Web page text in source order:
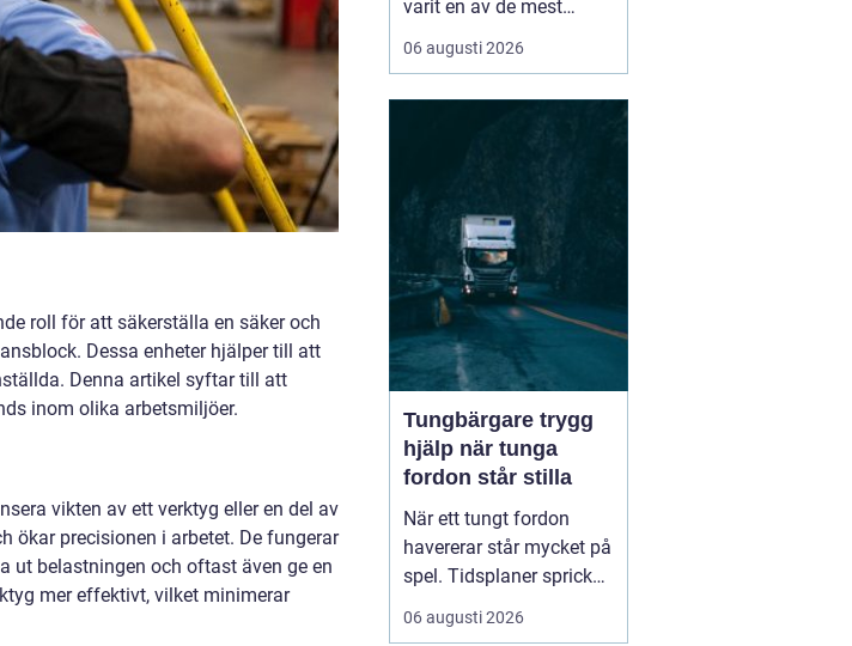
roll för att säkerställa en säker och
Dessa enheter hjälper till att
Denna artikel syftar till att
inom olika arbetsmiljöer.
vikten av ett verktyg eller en del av
ökar precisionen i arbetet. De fungerar
ut belastningen och oftast även ge en
mer effektivt, vilket minimerar
varit en av de mest
välstuderade
terapiformerna inom
förstå hur behandlingen
06 augusti 2026
Tungbärgare trygg
hjälp när tunga
fordon står stilla
När ett tungt fordon
havererar står mycket på
spel. Tidsplaner spricker,
gods blir försenat och
trafiken kan snabbt bli
06 augusti 2026